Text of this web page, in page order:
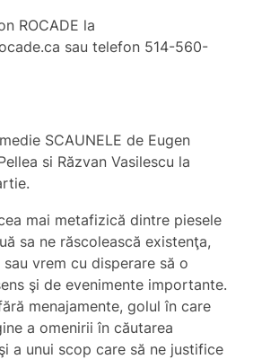
ROCADE la
sau telefon 514-560-
SCAUNELE de Eugen
si Răzvan Vasilescu la
mai metafizică dintre piesele
sa ne răscolească existenţa,
vrem cu disperare să o
şi de evenimente importante.
menajamente, golul în care
a omenirii în căutarea
a unui scop care să ne justifice